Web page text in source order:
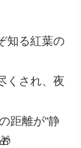
知る紅葉の
くされ、夜
距離が“静